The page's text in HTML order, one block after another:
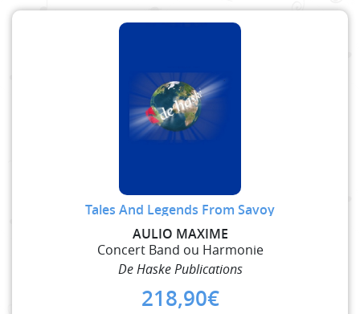
Tales And Legends From Savoy
AULIO MAXIME
Concert Band ou Harmonie
De Haske Publications
218,90€